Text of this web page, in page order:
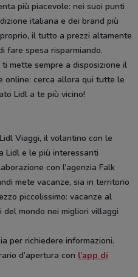
più piacevole: nei suoi punti
italiana e dei brand più
il tutto a prezzi altamente
fare spesa risparmiando.
mette sempre a disposizione il
online: cerca allora qui tutte le
Lidl a te più vicino!
Viaggi, il volantino con le
Lidl e le più interessanti
con l’agenzia Falk
mete vacanze, sia in territorio
piccolissimo: vacanze al
mondo nei migliori villaggi
per richiedere informazioni.
d’apertura con l’app di